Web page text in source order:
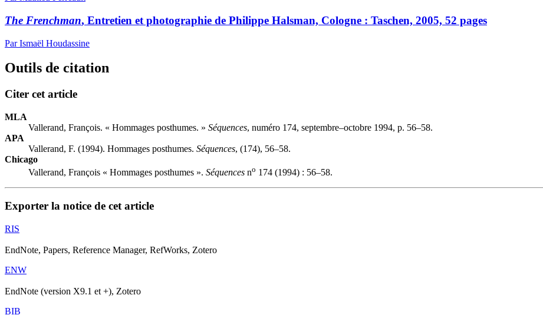
The Frenchman, Entretien et photographie de Philippe Halsman, Cologne : Taschen, 2005, 52 pages
Par Ismaël Houdassine
Outils de citation
Citer cet article
MLA
Vallerand, François. « Hommages posthumes. » Séquences, numéro 174, septembre–octobre 1994, p. 56–58.
APA
Vallerand, F. (1994). Hommages posthumes. Séquences, (174), 56–58.
Chicago
Vallerand, François « Hommages posthumes ». Séquences no 174 (1994) : 56–58.
Exporter la notice de cet article
RIS
EndNote, Papers, Reference Manager, RefWorks, Zotero
ENW
EndNote (version X9.1 et +), Zotero
BIB